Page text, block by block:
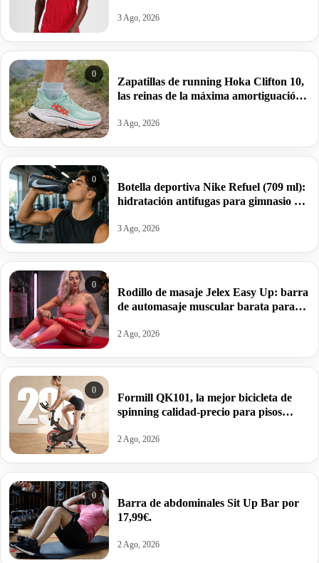
3 Ago, 2026
0
Zapatillas de running Hoka Clifton 10,
las reinas de la máxima amortiguación
3 Ago, 2026
0
Botella deportiva Nike Refuel (709 ml):
hidratación antifugas para gimnasio y
3 Ago, 2026
0
Rodillo de masaje Jelex Easy Up: barra
de automasaje muscular barata para
13,49€.
2 Ago, 2026
0
Formill QK101, la mejor bicicleta de
spinning calidad-precio para pisos
2 Ago, 2026
0
Barra de abdominales Sit Up Bar por
17,99€.
2 Ago, 2026